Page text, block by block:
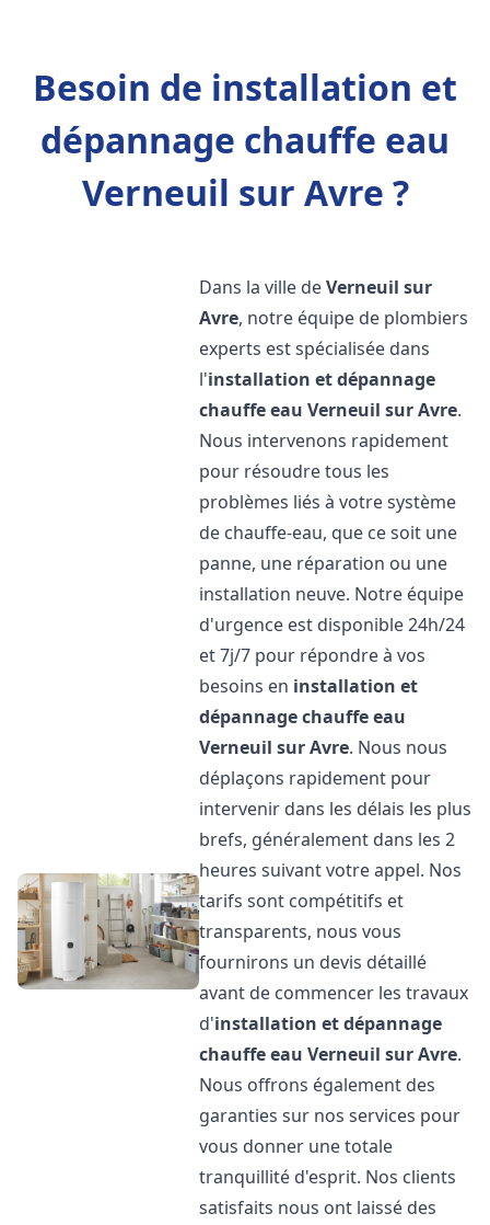
Besoin de installation et
dépannage chauffe eau
Verneuil sur Avre ?
Dans la ville deVerneuil sur
Avre, notre équipe de plombiers
experts est spécialisée dans
l'installation et dépannage
chauffe eau Verneuil sur Avre.
Nous intervenons rapidement
pour résoudre tous les
problèmes liés à votre système
de chauffe-eau, que ce soit une
panne, une réparation ou une
installation neuve. Notre équipe
d'urgence est disponible 24h/24
et 7j/7 pour répondre à vos
besoins en installation et
dépannage chauffe eau
Verneuil sur Avre. Nous nous
déplaçons rapidement pour
intervenir dans les délais les plus
brefs, généralement dans les 2
heures suivant votre appel. Nos
tarifs sont compétitifs et
transparents, nous vous
fournirons un devis détaillé
avant de commencer les travaux
d'installation et dépannage
chauffe eau Verneuil sur Avre.
Nous offrons également des
garanties sur nos services pour
vous donner une totale
tranquillité d'esprit. Nos clients
satisfaits nous ont laissé des